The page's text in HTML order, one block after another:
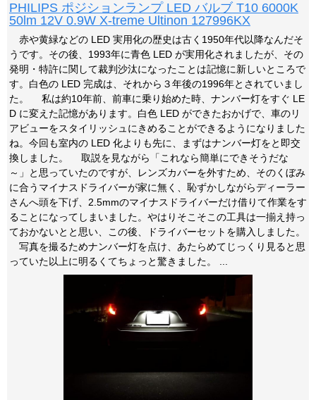
PHILIPS ポジションランプ LED バルブ T10 6000K
50lm 12V 0.9W X-treme Ultinon 127996KX
赤や黄緑などの LED 実用化の歴史は古く1950年代以降なんだそ
うです。その後、1993年に青色 LED が実用化されましたが、その
発明・特許に関して裁判沙汰になったことは記憶に新しいところで
す。白色の LED 完成は、それから３年後の1996年とされていまし
た。 私は約10年前、前車に乗り始めた時、ナンバー灯をすぐ LE
D に変えた記憶があります。白色 LED ができたおかげで、車のリ
アビューをスタイリッシュにきめることができるようになりました
ね。今回も室内の LED 化よりも先に、まずはナンバー灯をと即交
換しました。 取説を見ながら「これなら簡単にできそうだな
～」と思っていたのですが、レンズカバーを外すため、そのくぼみ
に合うマイナスドライバーが家に無く、恥ずかしながらディーラー
さんへ頭を下げ、2.5mmのマイナスドライバーだけ借りて作業をす
ることになってしまいました。やはりそこそこの工具は一揃え持っ
ておかないとと思い、この後、ドライバーセットを購入しました。
写真を撮るためナンバー灯を点け、あたらめてじっくり見ると思
っていた以上に明るくてちょっと驚きました。 ...